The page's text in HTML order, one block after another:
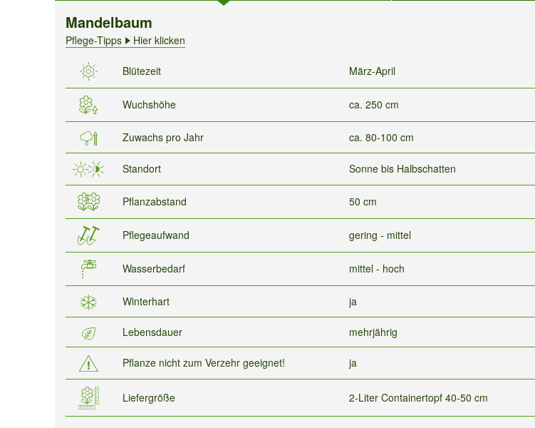
Mandelbaum
Pflege-Tipps Hier klicken
Blütezeit März-April
Wuchshöhe ca. 250 cm
Zuwachs pro Jahr ca. 80-100 cm
Standort Sonne bis Halbschatten
Pflanzabstand 50 cm
Pflegeaufwand gering - mittel
Wasserbedarf mittel - hoch
Winterhart ja
Lebensdauer mehrjährig
Pflanze nicht zum Verzehr geeignet! ja
Liefergröße 2-Liter Containertopf 40-50 cm